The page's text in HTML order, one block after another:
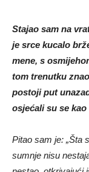
Stajao sam na
je srce kucalo
mene, s
tom trenutku
postoji put
osjećali su se kao
Pitao sam je: „Šta
sumnje nisu